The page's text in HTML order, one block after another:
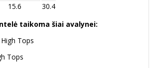
15.6
30.4
taikoma šiai avalynei:
Tops
Tops